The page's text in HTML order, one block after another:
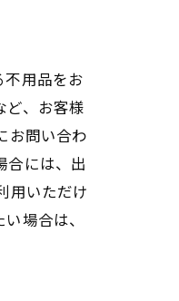
用品をお
ど、お客様
お問い合わ
合には、出
用いただけ
場合は、